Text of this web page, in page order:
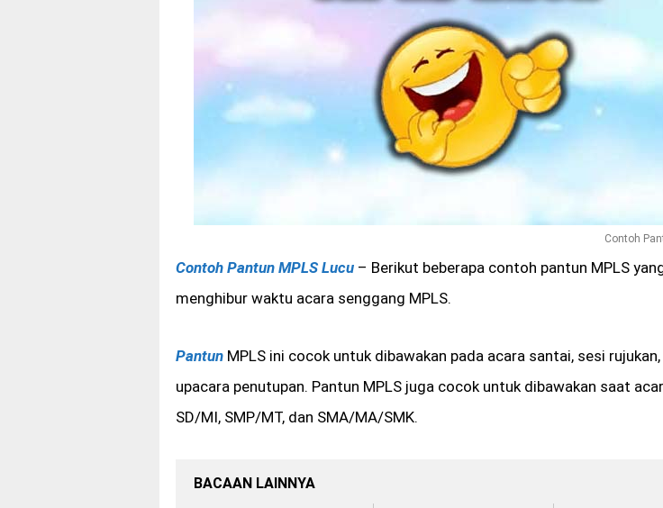
Contoh
Contoh Pantun MPLS Lucu – Berikut beberapa contoh pantun MPLS
menghibur waktu acara senggang MPLS.
Pantun MPLS ini cocok untuk dibawakan pada acara santai, sesi rujukan,
upacara penutupan. Pantun MPLS juga cocok untuk dibawakan saat
SD/MI, SMP/MT, dan SMA/MA/SMK.
BACAAN LAINNYA